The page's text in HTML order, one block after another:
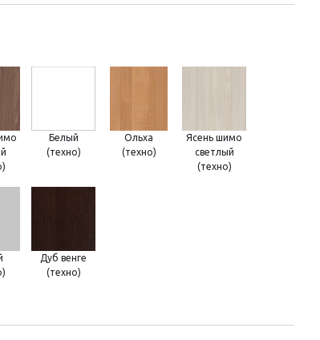
Белый
(техно)
Ольха
(техно)
Ясень шимо
светлый
(техно)
Дуб венге
(техно)